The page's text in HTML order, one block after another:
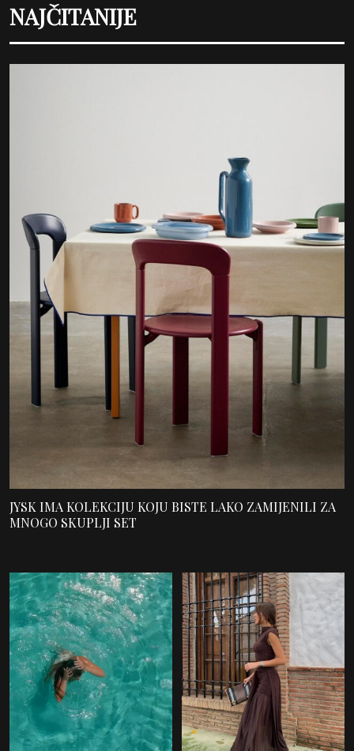
NAJČITANIJE
JYSK IMA KOLEKCIJU KOJU BISTE LAKO ZAMIJENILI ZA
MNOGO SKUPLJI SET